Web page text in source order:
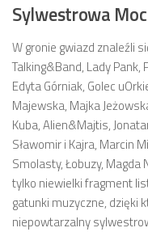
Sylwestrowa
W gronie gwiazd znaleźli
Talking&Band, Lady Pank,
Edyta Górniak, Golec
Majewska, Majka
Kuba, Alien&Majtis,
Sławomir i Kajra, Marcin
Smolasty, Łobuzy, Magda
tylko niewielki fragment
gatunki muzyczne, dzięki
niepowtarzalny